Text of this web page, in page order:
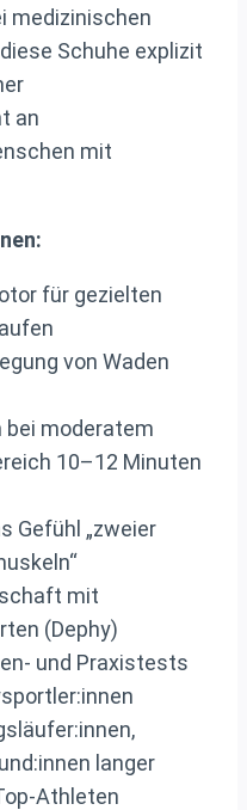
medizinischen
Schuhe explizit
an
mit
für gezielten
von Waden
moderatem
10–12 Minuten
Gefühl „zweier
mit
(Dephy)
und Praxistests
langer
Athleten